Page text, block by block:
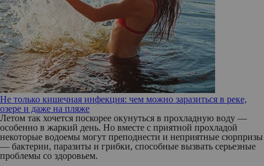
Не только кишечная инфекция: чем можно заразиться в реке,
озере и даже на пляже
Летом так хочется поскорее окунуться в прохладную воду —
особенно в жаркий день. Но вместе с приятной прохладой
некоторые водоемы могут преподнести и неприятные сюрпризы
— бактерии, паразиты и грибки, способные вызвать серьезные
проблемы со здоровьем.